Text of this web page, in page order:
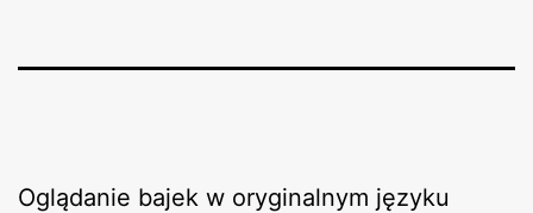
Oglądanie bajek w oryginalnym języku